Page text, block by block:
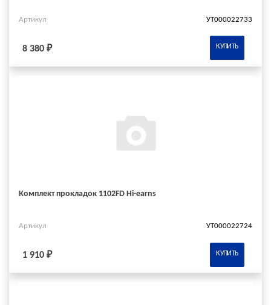
Артикул УТ000022733
8 380 ₽ КУПИТЬ
Комплект прокладок 1102FD Hi-earns
Артикул УТ000022724
1 910 ₽ КУПИТЬ